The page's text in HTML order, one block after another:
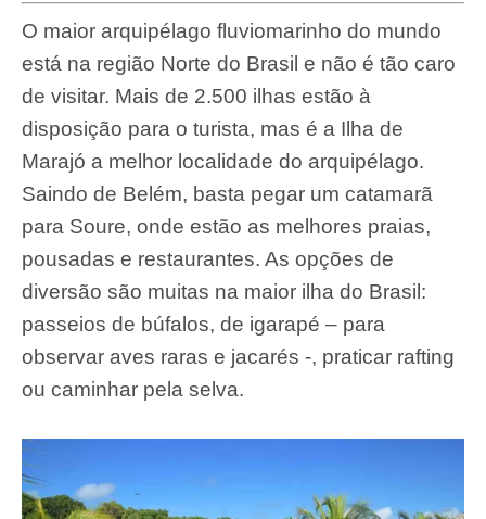
O maior arquipélago fluviomarinho do mundo
está na região Norte do Brasil e não é tão caro
de visitar. Mais de 2.500 ilhas estão à
disposição para o turista, mas é a Ilha de
Marajó a melhor localidade do arquipélago.
Saindo de Belém, basta pegar um catamarã
para Soure, onde estão as melhores praias,
pousadas e restaurantes. As opções de
diversão são muitas na maior ilha do Brasil:
passeios de búfalos, de igarapé – para
observar aves raras e jacarés -, praticar rafting
ou caminhar pela selva.